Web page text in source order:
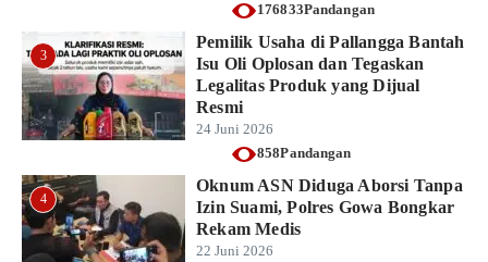
176833Pandangan
3
Pemilik Usaha di Pallangga Bantah
Isu Oli Oplosan dan Tegaskan
Legalitas Produk yang Dijual
Resmi
24 Juni 2026
858Pandangan
4
Oknum ASN Diduga Aborsi Tanpa
Izin Suami, Polres Gowa Bongkar
Rekam Medis
22 Juni 2026